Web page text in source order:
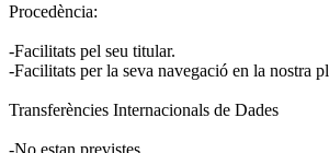
Procedència:
-Facilitats pel seu titular.
-Facilitats per la seva navegació en la nostra
Transferències Internacionals de Dades
-No estan previstes